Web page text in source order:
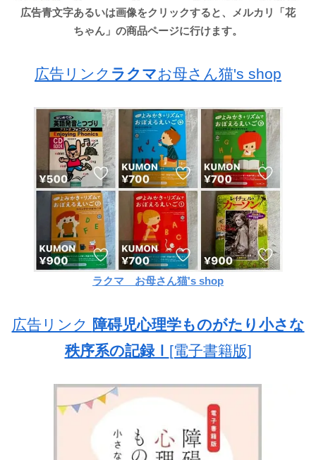
広告青文字あるいは画像をクリックすると、メルカリ「花
ちゃん」の商品ページに行けます。
広告リンク ラクマお母さん猫's shop
ラクマ お母さん猫's shop
広告リンク 障碍児心理学ものがたり小さな
秩序系の記録Ⅰ [電子書籍版]